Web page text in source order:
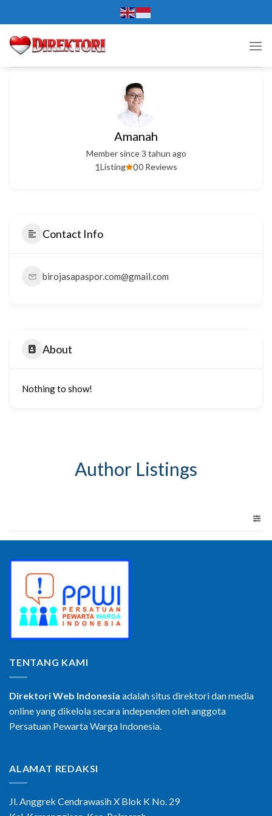
to
content
Amanah
Member since 3 tahun ago
00 Reviews
1Listing
Contact Info
birojasapaspor.com@gmail.com
About
Nothing to show!
Author Listings
TENTANG KAMI
Direktori Web Indonesia adalah situs direktori dan media
online yang dikelola secara independen oleh anggota
Persatuan Pewarta Warga Indonesia.
ALAMAT REDAKSI
Jl. Anggrek Cendrawasih X Blok K No. 29